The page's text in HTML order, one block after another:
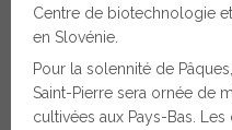
Centre de biotechnologie
en Slovénie.
Pour la solennité de
Saint-Pierre sera ornée de
cultivées aux Pays-Bas.